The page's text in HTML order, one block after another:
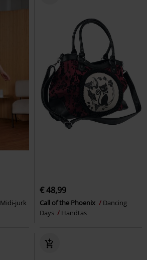
Midi-jurk
€ 48,99
Call of the Phoenix
Dancing
Days
Handtas